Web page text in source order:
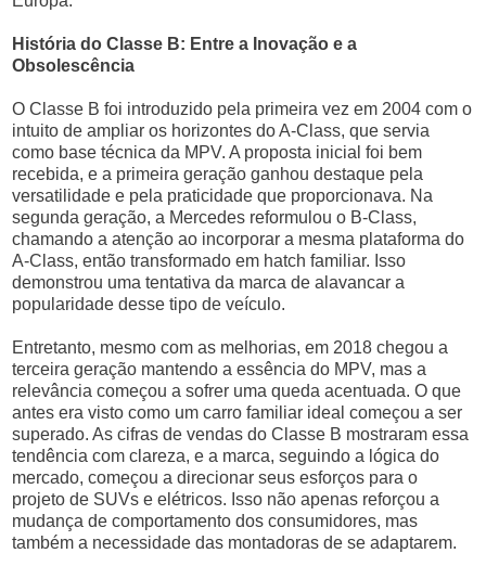
História do Classe B: Entre a Inovação e a
Obsolescência
O Classe B foi introduzido pela primeira vez em 2004 com o
intuito de ampliar os horizontes do A-Class, que servia
como base técnica da MPV. A proposta inicial foi bem
recebida, e a primeira geração ganhou destaque pela
versatilidade e pela praticidade que proporcionava. Na
segunda geração, a Mercedes reformulou o B-Class,
chamando a atenção ao incorporar a mesma plataforma do
A-Class, então transformado em hatch familiar. Isso
demonstrou uma tentativa da marca de alavancar a
popularidade desse tipo de veículo.
Entretanto, mesmo com as melhorias, em 2018 chegou a
terceira geração mantendo a essência do MPV, mas a
relevância começou a sofrer uma queda acentuada. O que
antes era visto como um carro familiar ideal começou a ser
superado. As cifras de vendas do Classe B mostraram essa
tendência com clareza, e a marca, seguindo a lógica do
mercado, começou a direcionar seus esforços para o
projeto de SUVs e elétricos. Isso não apenas reforçou a
mudança de comportamento dos consumidores, mas
também a necessidade das montadoras de se adaptarem.